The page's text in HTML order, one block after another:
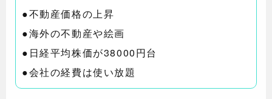
●不動産価格の上昇
●海外の不動産や絵画
●日経平均株価が38000円台
●会社の経費は使い放題